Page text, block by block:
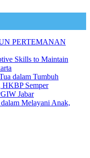
PERTEMANAN
Skills to Maintain
dalam Tumbuh
HKBP Semper
Jabar
Melayani Anak,